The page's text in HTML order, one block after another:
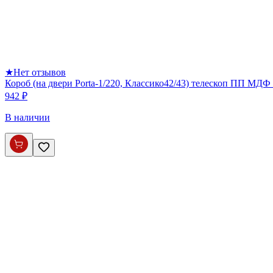
★Нет отзывов
Короб (на двери Porta-1/220, Классико42/43) телескоп ПП
942 ₽
В наличии